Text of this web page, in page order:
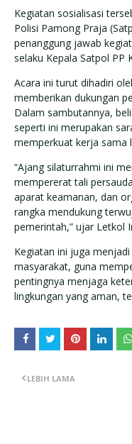
Kegiatan sosialisasi
Polisi Pamong Praja
penanggung jawab
selaku Kepala Satpol PP
Acara ini turut dihadiri
memberikan dukungan
Dalam sambutannya,
seperti ini merupakan
memperkuat kerja sama
“Ajang silaturrahmi ini
mempererat tali
aparat keamanan, dan
rangka mendukung
pemerintah,” ujar Letkol
Kegiatan ini juga
masyarakat, guna
pentingnya menjaga
lingkungan yang aman,
LEBIH LAMA